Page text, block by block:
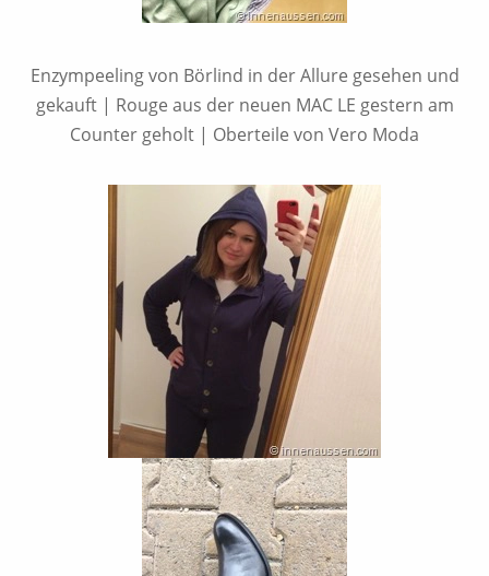
Enzympeeling von Börlind in der Allure gesehen und
gekauft | Rouge aus der neuen MAC LE gestern am
Counter geholt | Oberteile von Vero Moda